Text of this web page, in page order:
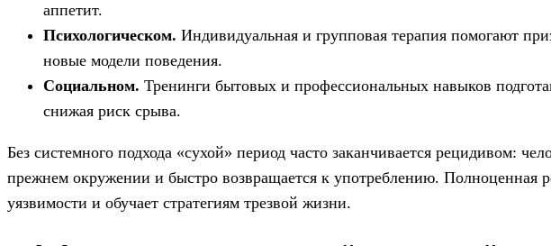
аппетит.
Психологическом. Индивидуальная и групповая терапия помогают
новые модели поведения.
Социальном. Тренинги бытовых и профессиональных навыков
снижая риск срыва.
Без системного подхода «сухой» период часто заканчивается рецидивом:
прежнем окружении и быстро возвращается к употреблению. Полноценная
уязвимости и обучает стратегиям трезвой жизни.